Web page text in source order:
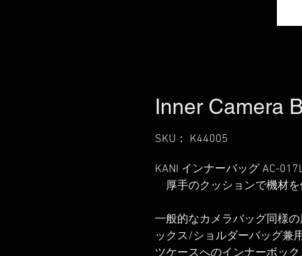
Inner Camera
SKU： K44005
KANI インナーバッグ AC-
厚手のクッションで機材
一般的なカメラバッグ同様
ックス/ショルダーバッグ兼
ツケースへのインナーボッ